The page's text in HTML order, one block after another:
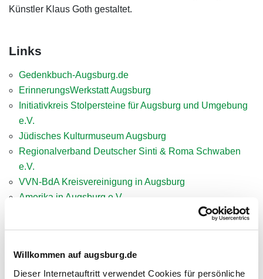
Willkommen auf augsburg.de
Dieser Internetauftritt verwendet Cookies für persönliche
Künstler Klaus Goth gestaltet.
Links
Gedenkbuch-Augsburg.de
ErinnerungsWerkstatt Augsburg
Initiativkreis Stolpersteine für Augsburg und Umgebung
e.V.
Jüdisches Kulturmuseum Augsburg
Regionalverband Deutscher Sinti & Roma Schwaben
e.V.
VVN-BdA Kreisvereinigung in Augsburg
Amerika in Augsburg e.V.
Geschichtsagentur Augsburg
Kontakt